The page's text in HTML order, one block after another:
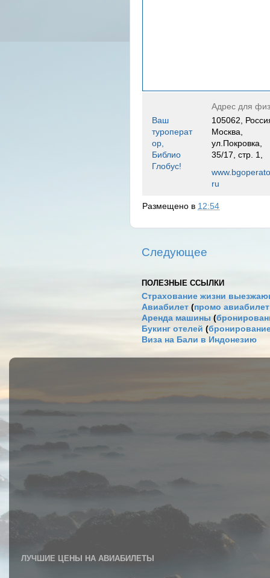
Адрес для
Ваш
туроперат
ор,
Библио
Глобус!
105062,
Москва,
ул.Покровка,
35/17, стр. 1,
ru
Размещено в 12:54
Следующее
ПОЛЕЗНЫЕ ССЫЛКИ
Страхование жизни
Авиабилет (промо
Аренда машины (
Букинг отелей (
Виза на Бали в Индонезию
ЛУЧШИЕ ЦЕНЫ НА АВИАБИЛЕТЫ